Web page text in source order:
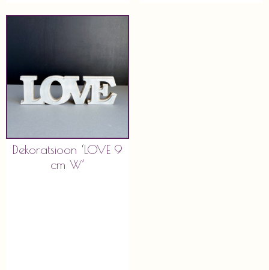
Dekoratsioon ‘LOVE 9
cm W’